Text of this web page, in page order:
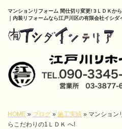
マンションリフォーム 間仕切り変更! 3ＬＤＫか
｜内装リフォームなら江戸川区の有限会社イシダ
HOME » ブログ » 施工実績 » マンション
らこだわりの1ＬＤＫ へ!